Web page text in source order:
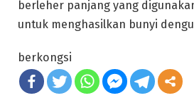
berleher panjang yang
untuk menghasilkan bunyi
berkongsi